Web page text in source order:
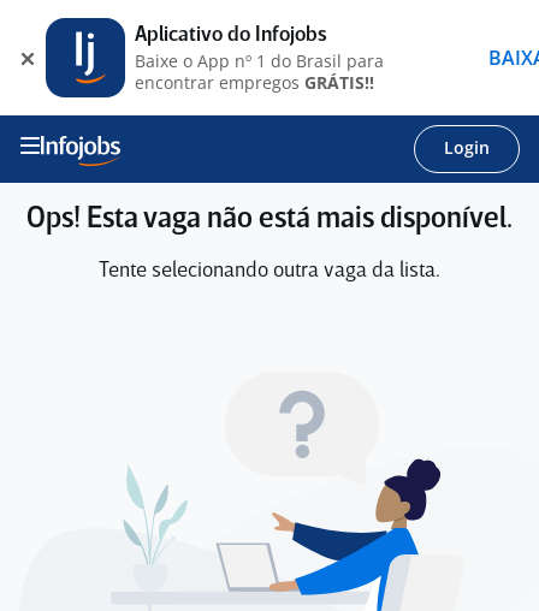
Login
Ops! Esta vaga não está mais disponível.
Tente selecionando outra vaga da lista.
Aplicativo do Infojobs
Baixe o App nº 1 do Brasil para
encontrar empregos GRÁTIS!!